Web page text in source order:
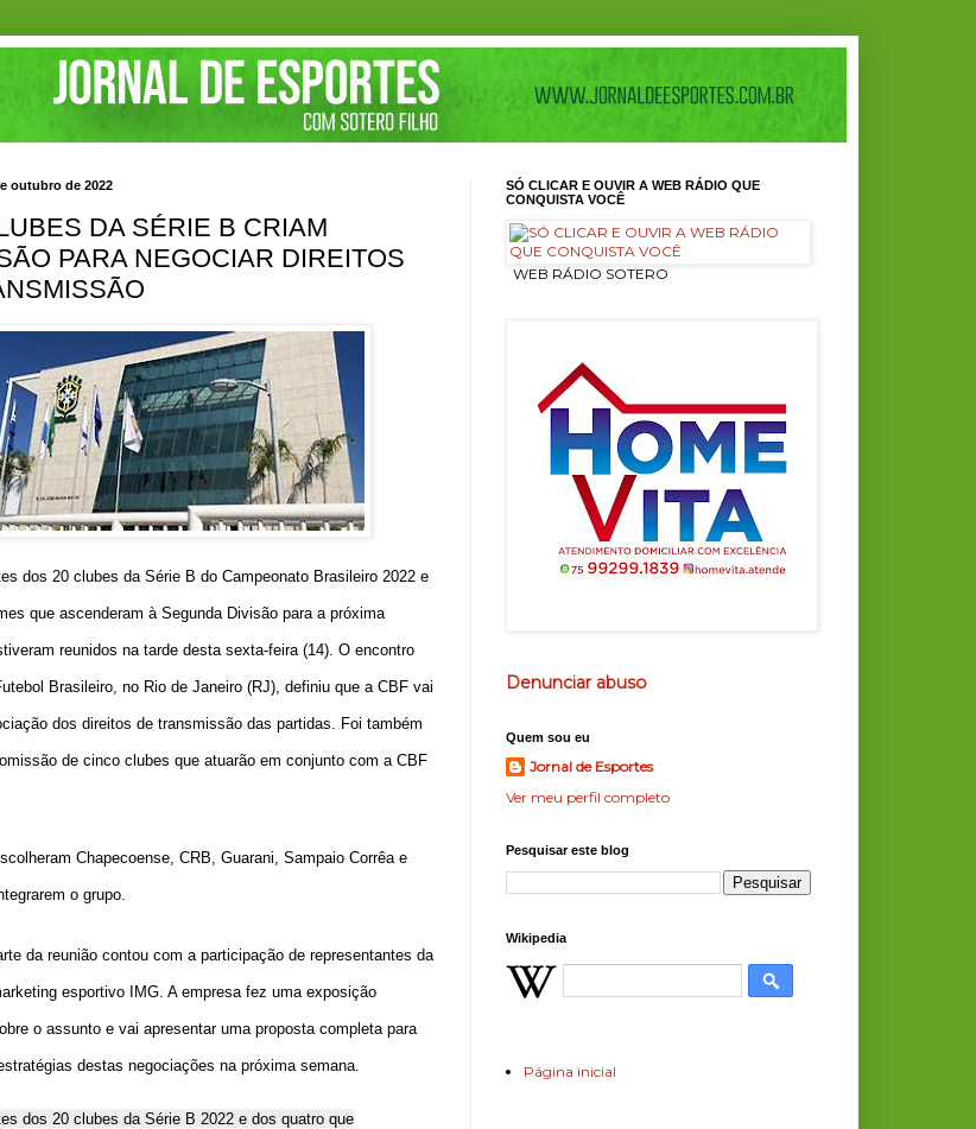
outubro de 2022
DA SÉRIE B CRIAM
PARA NEGOCIAR DIREITOS
dos 20 clubes da Série B do Campeonato Brasileiro 2022 e
que ascenderam à Segunda Divisão para a próxima
reunidos na tarde desta sexta-feira (14). O encontro
Brasileiro, no Rio de Janeiro (RJ), definiu que a CBF vai
dos direitos de transmissão das partidas. Foi também
de cinco clubes que atuarão em conjunto com a CBF
Chapecoense, CRB, Guarani, Sampaio Corrêa e
o grupo.
da reunião contou com a participação de representantes da
esportivo IMG. A empresa fez uma exposição
o assunto e vai apresentar uma proposta completa para
destas negociações na próxima semana.
dos 20 clubes da Série B 2022 e dos quatro que
SÓ CLICAR E OUVIR A WEB RÁDIO QUE
CONQUISTA VOCÊ
ㅤ WEB RÁDIO SOTERO
Denunciar abuso
Quem sou eu
Jornal de Esportes
Ver meu perfil completo
Pesquisar este blog
Wikipedia
Página inicial